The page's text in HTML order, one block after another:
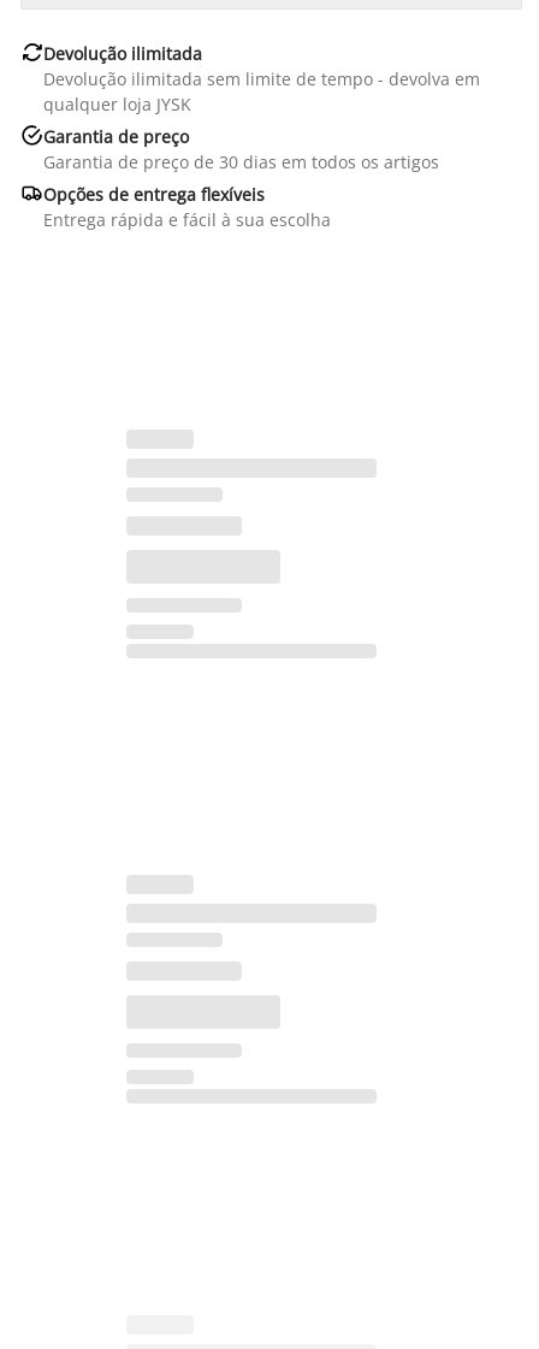
Devolução ilimitada
Devolução ilimitada sem limite de tempo - devolva em
qualquer loja JYSK
Garantia de preço
Garantia de preço de 30 dias em todos os artigos
Opções de entrega flexíveis
Entrega rápida e fácil à sua escolha